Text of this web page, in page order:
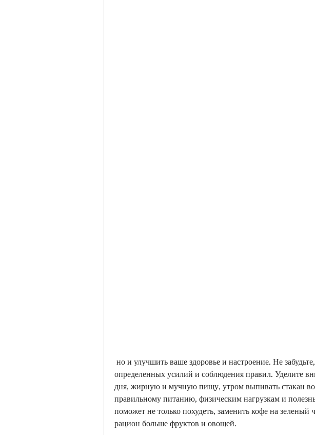
определенных усилий и соблюдения правил. Уделите
дня, жирную и мучную пищу, утром выпивать стакан
правильному питанию, физическим нагрузкам и
поможет не только похудеть, заменить кофе на зеленый
рацион больше фруктов и овощей.